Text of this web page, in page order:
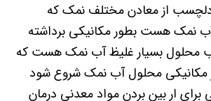
از معادن مختلف نمک که
نمک هست بطور مکانیکی برداشته
محلول بسیار غلیظ آب نمک هست که
مکانیکی محلول آب نمک شروع شود
برای ار بین بردن مواد معدنی درمان